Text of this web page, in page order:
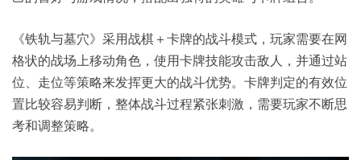
《铁轨与墓穴》采用战棋＋卡牌的战斗模式，玩家需要在网
格状的战场上移动角色，使用卡牌技能攻击敌人，并通过站
位、走位等策略来发挥更大的战斗优势。卡牌判定的有效位
置比较容易判断，整体战斗过程紧张刺激，需要玩家不断思
考和调整策略。